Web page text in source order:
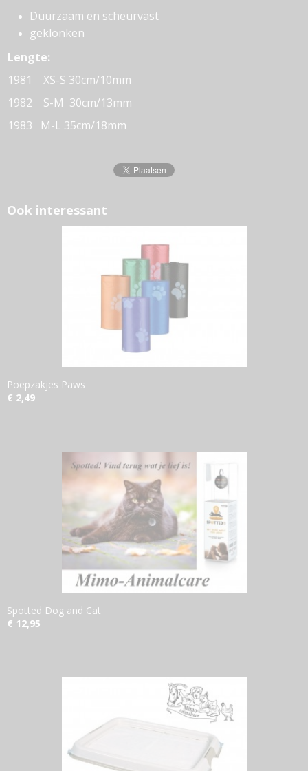
Duurzaam en scheurvast
geklonken
Lengte:
1981 XS-S 30cm/10mm
1982 S-M 30cm/13mm
1983 M-L 35cm/18mm
Ook interessant
Poepzakjes Paws
€ 2,49
Spotted Dog and Cat
€ 12,95